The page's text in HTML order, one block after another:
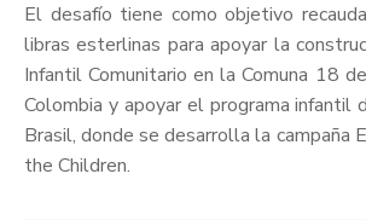
El desafío tiene como objetivo
libras esterlinas para apoyar la
Infantil Comunitario en la Comuna 18
Colombia y apoyar el programa infantil
Brasil, donde se desarrolla la campaña
the Children.